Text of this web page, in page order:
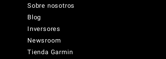
Sobre nosotros
Blog
Inversores
Newsroom
Tienda Garmin